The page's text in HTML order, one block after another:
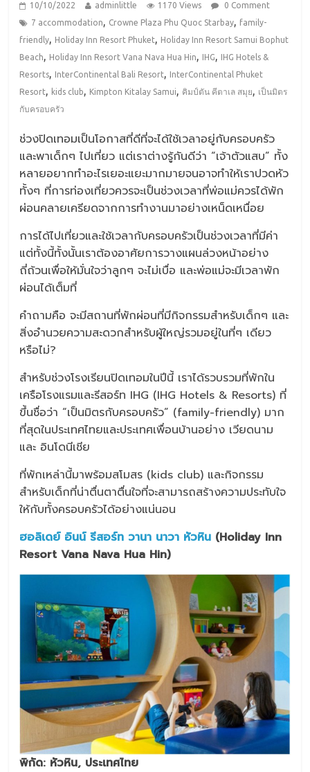
10/10/2022 adminlittle 1170 Views
0 Comment
7 accommodation, Crowne Plaza Phu Quoc Starbay, family-
friendly, Holiday Inn Resort Phuket, Holiday Inn Resort Samui Bophut
Beach, Holiday Inn Resort Vana Nava Hua Hin, IHG,
IHG Hotels &
Resorts, InterContinental Bali Resort,
InterContinental Phuket
Resort, kids club, Kimpton Kitalay Samui, คิมป์ตัน คีตาเล สมุย, เป็นมิตร
กับครอบครัว
ช่วงปิดเทอมเป็นโอกาสที่ดีที่จะได้ใช้เวลาอยู่กับครอบครัว
และพาเด็กๆ ไปเที่ยว แต่เราต่างรู้กันดีว่า “เจ้าตัวแสบ” ทั้ง
หลายอยากทำอะไรเยอะแยะมากมายจนอาจทำให้เราปวดหัว
ทั้งๆ ที่การท่องเที่ยวควรจะเป็นช่วงเวลาที่พ่อแม่ควรได้พัก
ผ่อนคลายเครียดจากการทำงานมาอย่างเหน็ดเหนื่อย
การได้ไปเที่ยวและใช้เวลากับครอบครัวเป็นช่วงเวลาที่มีค่า
แต่ทั้งนี้ทั้งนั้นเราต้องอาศัยการวางแผนล่วงหน้าอย่าง
ถี่ถ้วนเพื่อให้มั่นใจว่าลูกๆ จะไม่เบื่อ และพ่อแม่จะมีเวลาพัก
ผ่อนได้เต็มที่
คำถามคือ จะมีสถานที่พักผ่อนที่มีกิจกรรมสำหรับเด็กๆ และ
สิ่งอำนวยความสะดวกสำหรับผู้ใหญ่รวมอยู่ในที่ๆ เดียว
หรือไม่?
สำหรับช่วงโรงเรียนปิดเทอมในปีนี้ เราได้รวบรวมที่พักใน
เครือโรงแรมและรีสอร์ท IHG (IHG Hotels & Resorts) ที่
ขึ้นชื่อว่า “เป็นมิตรกับครอบครัว” (family-friendly) มาก
ที่สุดในประเทศไทยและประเทศเพื่อนบ้านอย่าง เวียดนาม
และ อินโดนีเชีย
ที่พักเหล่านี้มาพร้อมสโมสร (kids club) และกิจกรรม
สำหรับเด็กที่น่าตื่นตาตื่นใจที่จะสามารถสร้างความประทับใจ
ให้กับทั้งครอบครัวได้อย่างแน่นอน
ฮอลิเดย์ อินน์ รีสอร์ท วานา นาวา หัวหิน (Holiday Inn
Resort Vana Nava Hua Hin)
พิกัด: หัวหิน, ประเทศไทย